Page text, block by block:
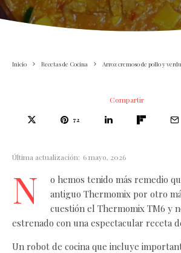
Inicio Recetas de Cocina Arroz cremoso de pollo y
Compartir
72
Última actualización: 6 mayo, 2026
N
o hemos tenido más remedio
antiguo Thermomix por otro
cuestión el Thermomix TM6 y
estrenado con una espectacular receta
Un robot de cocina que incluye